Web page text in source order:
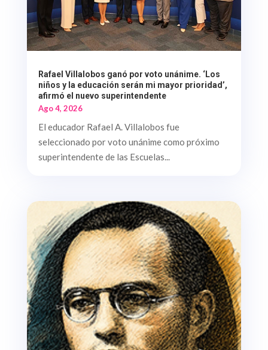
Rafael Villalobos ganó por voto unánime. ‘Los
niños y la educación serán mi mayor prioridad’,
afirmó el nuevo superintendente
Ago 4, 2026
El educador Rafael A. Villalobos fue
seleccionado por voto unánime como próximo
superintendente de las Escuelas...